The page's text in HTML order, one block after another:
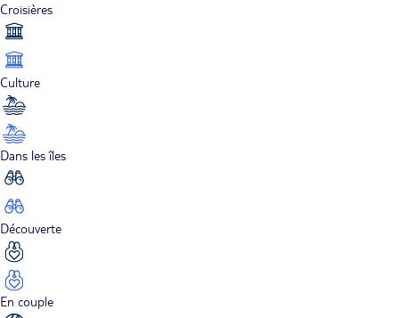
Croisières
Culture
Dans les îles
Découverte
En couple